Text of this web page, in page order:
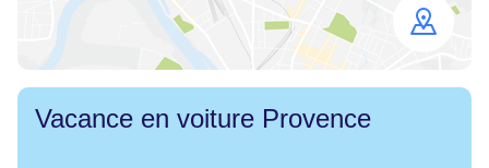
map
Vacance en voiture Provence